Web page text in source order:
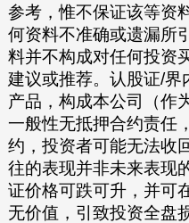
参考，惟不保证该等资
何资料不准确或遗漏所
料并不构成对任何投资
建议或推荐。认股证/界
产品，构成本公司（作
一般性无抵押合约责任
约，投资者可能无法收
往的表现并非未来表现
证价格可跌可升，并可
无价值，引致投资全盘